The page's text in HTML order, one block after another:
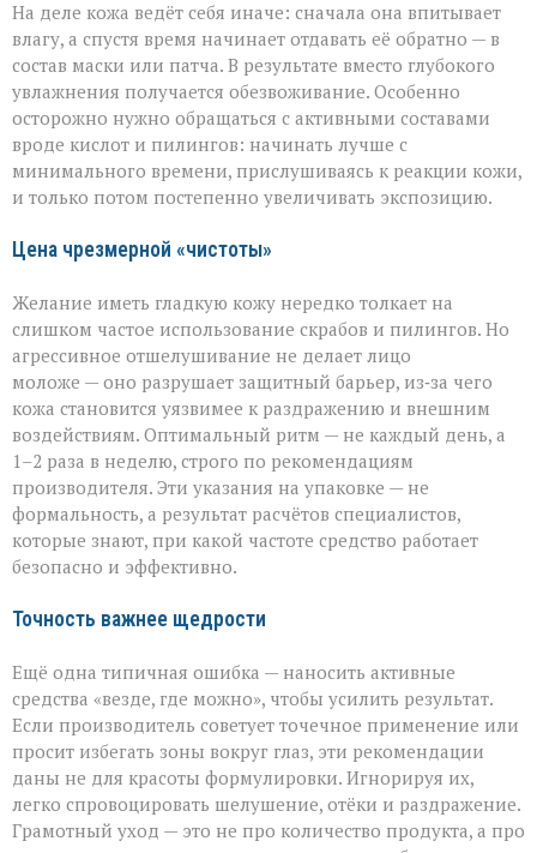
На деле кожа ведёт себя иначе: сначала она впитывает
влагу, а спустя время начинает отдавать её обратно — в
состав маски или патча. В результате вместо глубокого
увлажнения получается обезвоживание. Особенно
осторожно нужно обращаться с активными составами
вроде кислот и пилингов: начинать лучше с
минимального времени, прислушиваясь к реакции кожи,
и только потом постепенно увеличивать экспозицию.
Цена чрезмерной «чистоты»
Желание иметь гладкую кожу нередко толкает на
слишком частое использование скрабов и пилингов. Но
агрессивное отшелушивание не делает лицо
моложе — оно разрушает защитный барьер, из‑за чего
кожа становится уязвимее к раздражению и внешним
воздействиям. Оптимальный ритм — не каждый день, а
1–2 раза в неделю, строго по рекомендациям
производителя. Эти указания на упаковке — не
формальность, а результат расчётов специалистов,
которые знают, при какой частоте средство работает
безопасно и эффективно.
Точность важнее щедрости
Ещё одна типичная ошибка — наносить активные
средства «везде, где можно», чтобы усилить результат.
Если производитель советует точечное применение или
просит избегать зоны вокруг глаз, эти рекомендации
даны не для красоты формулировки. Игнорируя их,
легко спровоцировать шелушение, отёки и раздражение.
Грамотный уход — это не про количество продукта, а про